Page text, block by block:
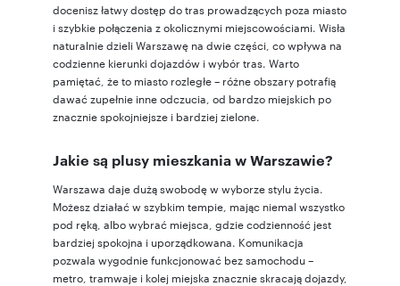
docenisz łatwy dostęp do tras prowadzących poza miasto
i szybkie połączenia z okolicznymi miejscowościami. Wisła
naturalnie dzieli Warszawę na dwie części, co wpływa na
codzienne kierunki dojazdów i wybór tras. Warto
pamiętać, że to miasto rozległe – różne obszary potrafią
dawać zupełnie inne odczucia, od bardzo miejskich po
znacznie spokojniejsze i bardziej zielone.
Jakie są plusy mieszkania w Warszawie?
Warszawa daje dużą swobodę w wyborze stylu życia.
Możesz działać w szybkim tempie, mając niemal wszystko
pod ręką, albo wybrać miejsca, gdzie codzienność jest
bardziej spokojna i uporządkowana. Komunikacja
pozwala wygodnie funkcjonować bez samochodu –
metro, tramwaje i kolej miejska znacznie skracają dojazdy,